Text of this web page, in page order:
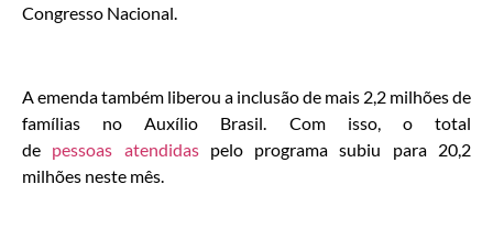
Congresso Nacional.
A emenda também liberou a inclusão de mais 2,2 milhões de
famílias no Auxílio Brasil. Com isso, o total
de pessoas atendidaspelo programa subiu para 20,2
milhões neste mês.